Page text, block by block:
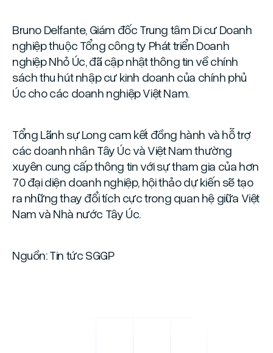
Bruno Delfante, Giám đốc Trung tâm Di cư Doanh
nghiệp thuộc Tổng công ty Phát triển Doanh
nghiệp Nhỏ Úc, đã cập nhật thông tin về chính
sách thu hút nhập cư kinh doanh của chính phủ
Úc cho các doanh nghiệp Việt Nam.
Tổng Lãnh sự Long cam kết đồng hành và hỗ trợ
các doanh nhân Tây Úc và Việt Nam thường
xuyên cung cấp thông tin với sự tham gia của hơn
70 đại diện doanh nghiệp, hội thảo dự kiến sẽ tạo
ra những thay đổi tích cực trong quan hệ giữa Việt
Nam và Nhà nước Tây Úc.
Nguồn: Tin tức SGGP